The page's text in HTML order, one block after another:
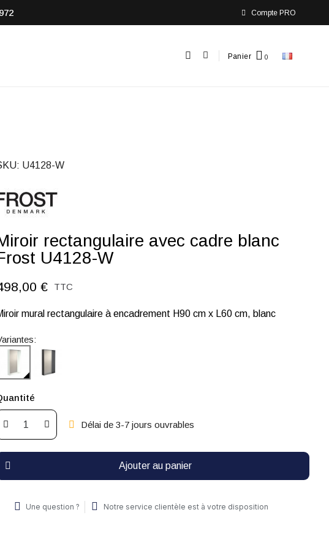
Compte PRO
Panier
U4128-W
rectangulaire avec cadre blanc
U4128-W
€ TTC
mural rectangulaire à encadrement H90 cm x L60 cm, blanc
Délai de 3-7 jours ouvrables
Ajouter au panier
Une question ? Notre service clientèle est à votre disposition